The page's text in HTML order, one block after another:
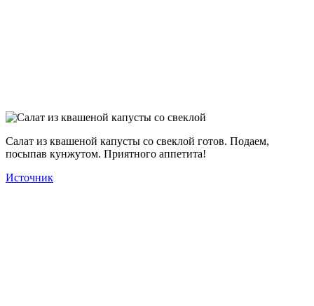
Салат из квашеной капусты со свеклой готов. Подаем,
посыпав кунжутом. Приятного аппетита!
Источник